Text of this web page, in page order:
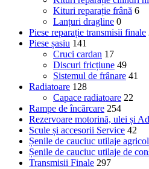
Kituri reparație frână 6
Lanțuri dragline 0
Piese reparație transmisii finale
Piese șasiu 141
Cruci cardan 17
Discuri fricțiune 49
Sistemul de frânare 41
Radiatoare 128
Capace radiatoare 22
Rampe de încărcare 254
Rezervoare motorină, ulei și
Scule și accesorii Service 42
Șenile de cauciuc utilaje
Șenile de cauciuc utilaje de
Transmisii Finale 297